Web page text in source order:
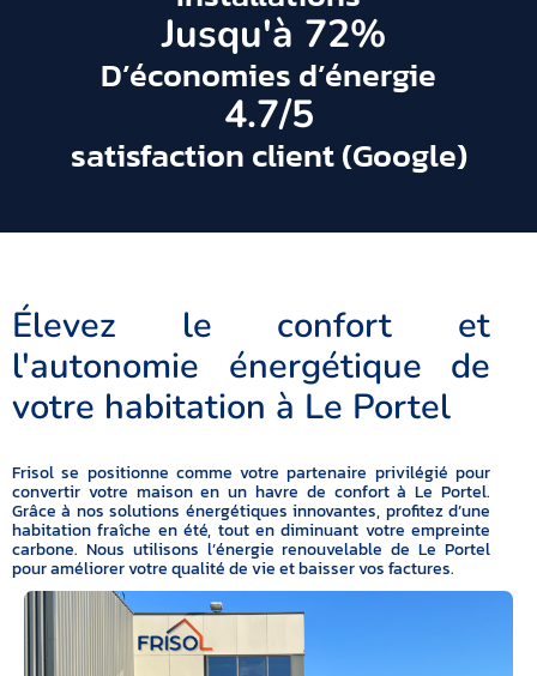
D’économies d’énergie
Jusqu'à 72%
satisfaction client (Google)
4.7/5
Élevez le confort et
l'autonomie énergétique de
votre habitation à Le Portel
Frisol se positionne comme votre partenaire privilégié pour
convertir votre maison en un havre de confort à Le Portel.
Grâce à nos solutions énergétiques innovantes, profitez d’une
habitation fraîche en été, tout en diminuant votre empreinte
carbone. Nous utilisons l’énergie renouvelable de Le Portel
pour améliorer votre qualité de vie et baisser vos factures.